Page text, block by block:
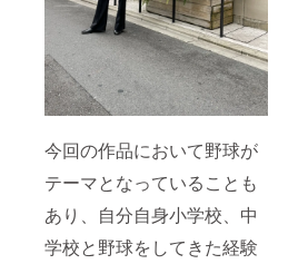
今回の作品において野球が
テーマとなっていることも
あり、自分自身小学校、中
学校と野球をしてきた経験